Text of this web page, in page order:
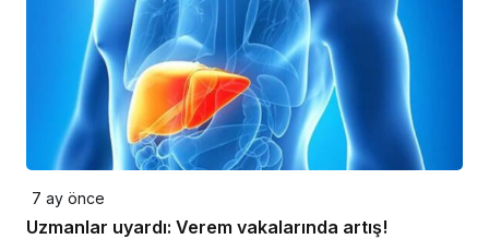
7 ay önce
Uzmanlar uyardı: Verem vakalarında artış!